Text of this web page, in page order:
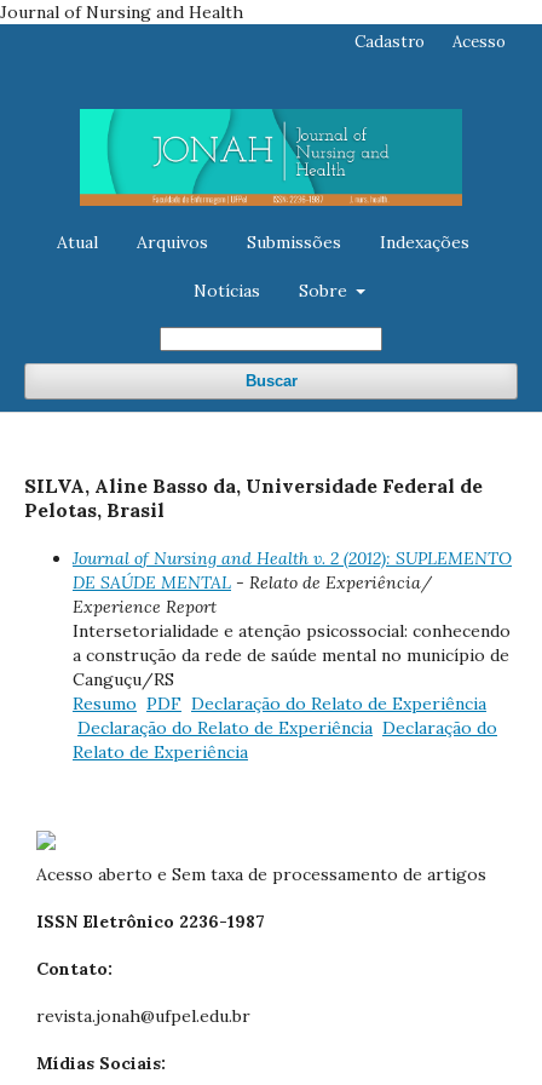
Journal of Nursing and Health
Atual Arquivos Submissões Indexações
Notícias Sobre
Buscar
Cadastro Acesso
SILVA, Aline Basso da, Universidade Federal de
Pelotas, Brasil
Journal of Nursing and Health v. 2 (2012): SUPLEMENTO
DE SAÚDE MENTAL - Relato de Experiência/
Experience Report
Intersetorialidade e atenção psicossocial: conhecendo
a construção da rede de saúde mental no município de
Canguçu/RS
Resumo PDF Declaração do Relato de Experiência
Declaração do Relato de Experiência Declaração do
Relato de Experiência
Acesso aberto e Sem taxa de processamento de artigos
ISSN Eletrônico 2236-1987
Contato:
revista.jonah@ufpel.edu.br
Mídias Sociais: